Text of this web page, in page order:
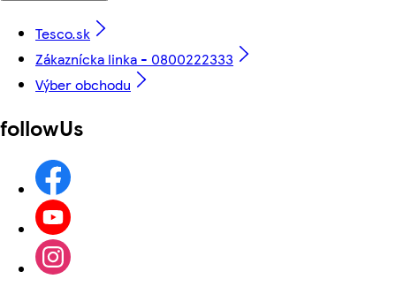
Tesco.sk
Zákaznícka linka - 0800222333
Výber obchodu
followUs